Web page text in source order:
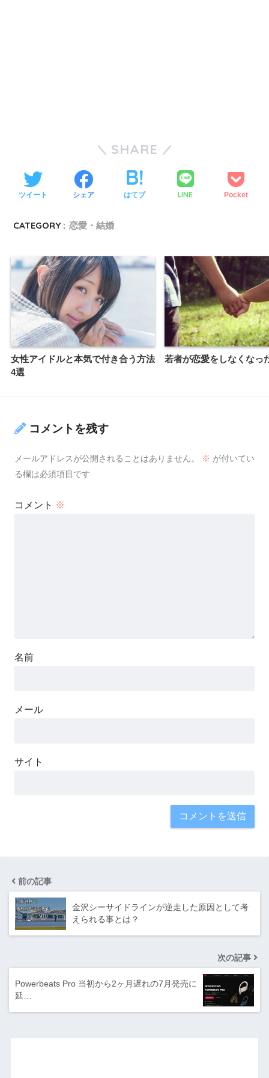
SHARE
ツイート シェア はてブ LINE Pocket
CATEGORY : 恋愛・結婚
女性アイドルと本気で付き合う方法
4選
若者が恋愛をしなくなっ
コメントを残す
メールアドレスが公開されることはありません。 ※ が付いてい
る欄は必須項目です
コメント ※
名前
メール
サイト
前の記事
金沢シーサイドラインが逆走した原因として考
えられる事とは？
次の記事
Powerbeats Pro 当初から2ヶ月遅れの7月発売に
延…